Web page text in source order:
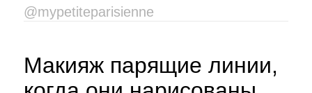
@mypetiteparisienne
Макияж парящие линии,